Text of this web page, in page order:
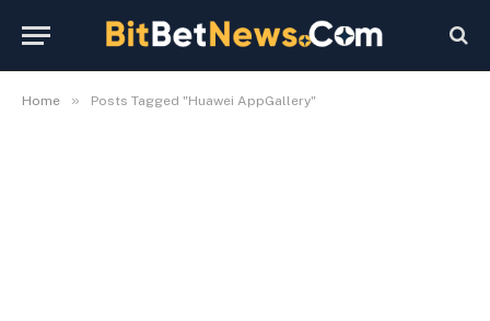
Home » Posts Tagged "Huawei AppGallery"